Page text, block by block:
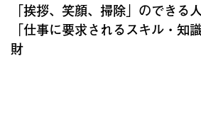
「挨拶、笑顔、掃除」のできる
「仕事に要求されるスキル・知
財